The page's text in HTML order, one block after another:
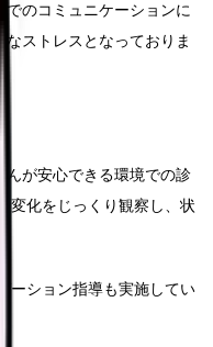
のコミュニケーションに
ストレスとなっておりま
んが安心できる環境での診
変化をじっくり観察し、状
ーション指導も実施してい